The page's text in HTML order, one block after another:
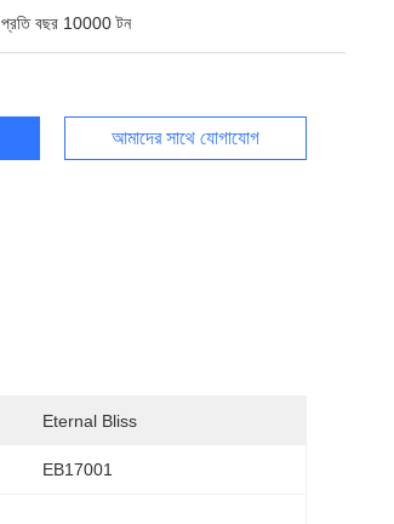
প্রতি বছর 10000 টন
আমাদের সাথে যোগাযোগ
Eternal Bliss
EB17001